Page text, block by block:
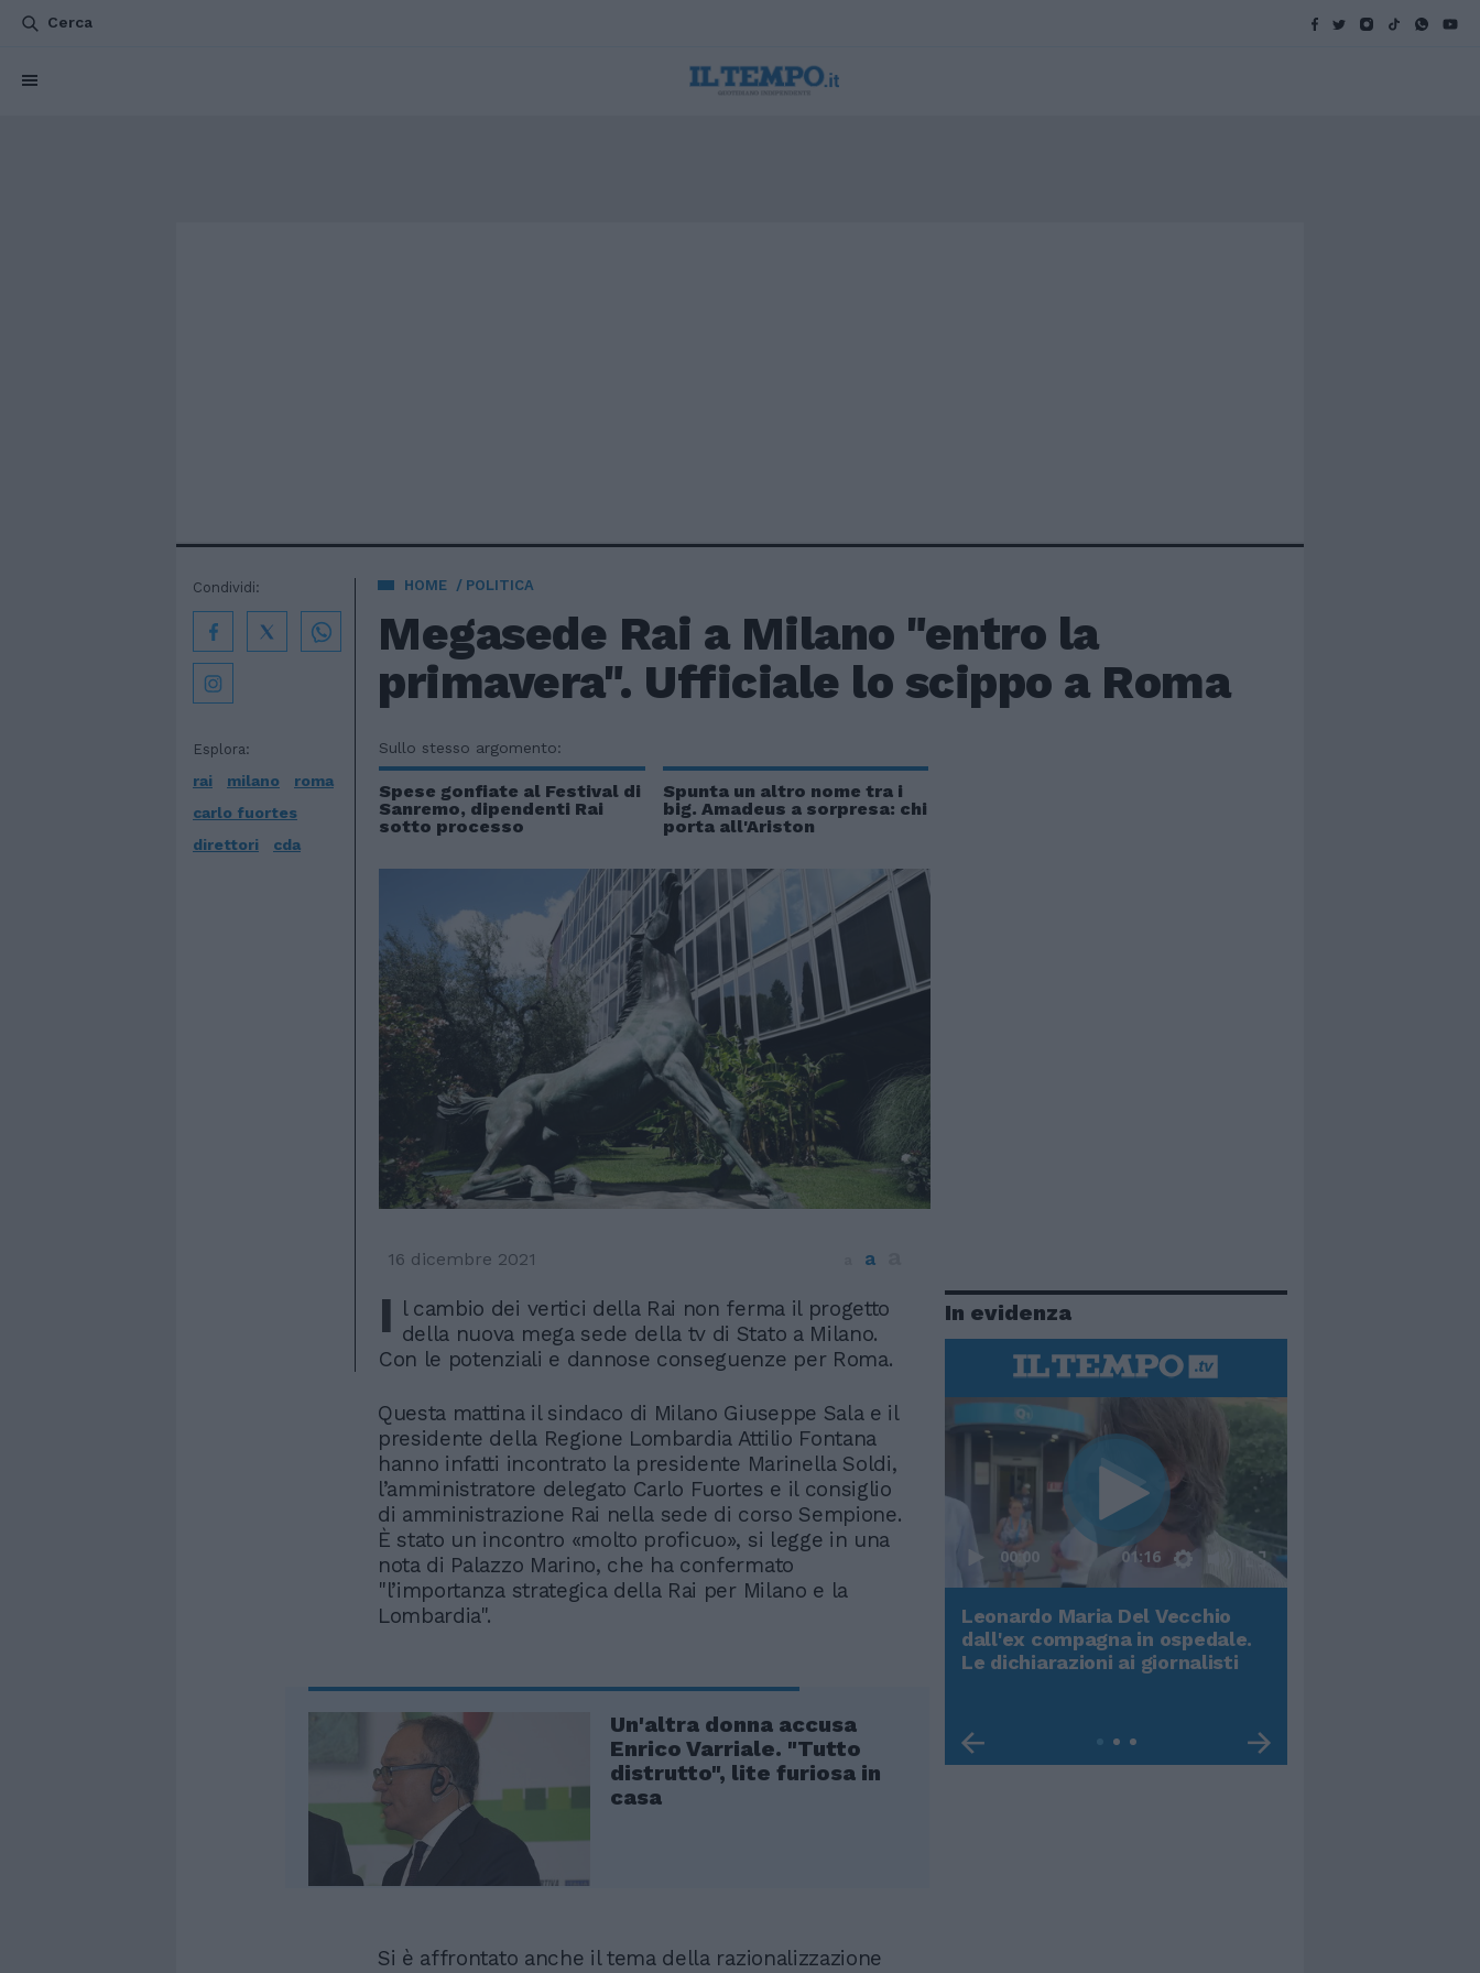
Cerca
HOME POLITICA
Megasede Rai a Milano "entro la
primavera". Ufficiale lo scippo a Roma
Esplora:
rai milano
roma
carlo fuortes
direttori
cda
Condividi:
Sullo stesso argomento:
Spese gonfiate al Festival di
Sanremo, dipendenti Rai
sotto processo
Spunta un altro nome tra i
big. Amadeus a sorpresa: chi
porta all'Ariston
16 dicembre 2021 a
I l cambio dei vertici della Rai non ferma il progetto
della nuova mega sede della tv di Stato a Milano.
Con le potenziali e dannose conseguenze per Roma.
Questa mattina il sindaco di Milano Giuseppe Sala e il
presidente della Regione Lombardia Attilio Fontana
hanno infatti incontrato la presidente Marinella Soldi,
l’amministratore delegato Carlo Fuortes e il consiglio
di amministrazione Rai nella sede di corso Sempione.
È stato un incontro «molto proficuo», si legge in una
nota di Palazzo Marino, che ha confermato
"l’importanza strategica della Rai per Milano e la
Lombardia".
Un'altra donna accusa
Enrico Varriale. "Tutto
distrutto", lite furiosa in
casa
Si è affrontato anche il tema della razionalizzazione
In evidenza
00:00 01:16
Leonardo Maria Del Vecchio
dall'ex compagna in ospedale.
Le dichiarazioni ai giornalisti